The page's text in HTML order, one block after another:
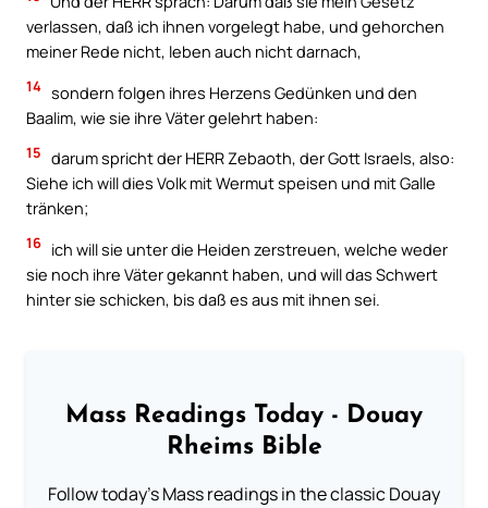
verlassen, daß ich ihnen vorgelegt habe, und gehorchen
meiner Rede nicht, leben auch nicht darnach,
14 sondern folgen ihres Herzens Gedünken und den
Baalim, wie sie ihre Väter gelehrt haben:
15 darum spricht der HERR Zebaoth, der Gott Israels, also:
Siehe ich will dies Volk mit Wermut speisen und mit Galle
tränken;
16 ich will sie unter die Heiden zerstreuen, welche weder
sie noch ihre Väter gekannt haben, und will das Schwert
hinter sie schicken, bis daß es aus mit ihnen sei.
Mass Readings Today - Douay
Rheims Bible
Follow today's Mass readings in the classic Douay